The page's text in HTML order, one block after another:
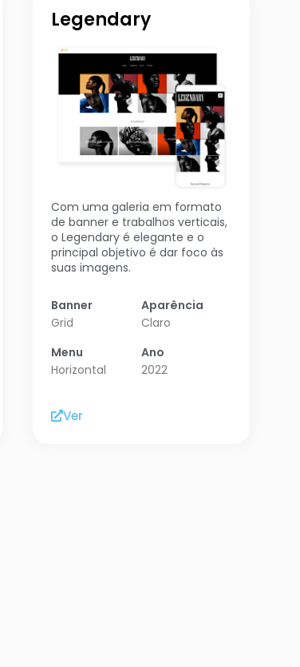
Legendary
Com uma galeria em formato
de banner e trabalhos verticais,
o Legendary é elegante e o
principal objetivo é dar foco às
suas imagens.
Banner
Grid
Aparência
Claro
Menu
Horizontal
Ano
2022
Ver